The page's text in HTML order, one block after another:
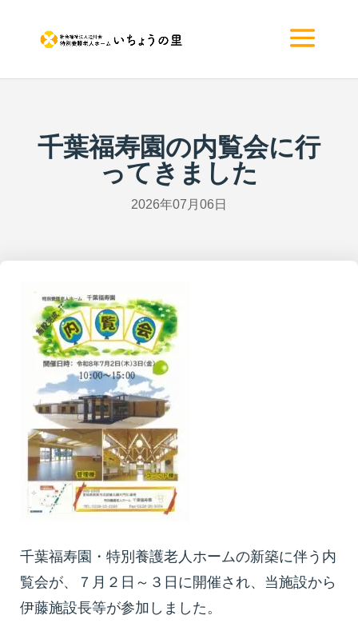
千葉福寿園の内覧会に行
ってきました
2026年07月06日
千葉福寿園・特別養護老人ホームの新築に伴う内
覧会が、７月２日～３日に開催され、当施設から
伊藤施設長等が参加しました。